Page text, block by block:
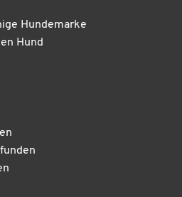
Hundemarke
Hund